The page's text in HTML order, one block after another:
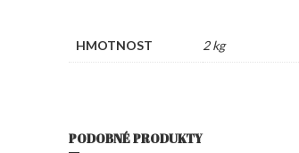
HMOTNOST 2 kg
PODOBNÉ PRODUKTY